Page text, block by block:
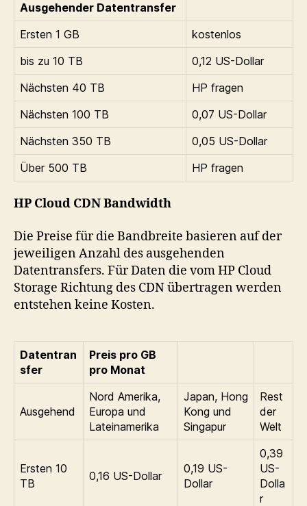
Ausgehender Datentransfer
Ersten 1 GB
kostenlos
bis zu 10 TB
0,12 US-Dollar
Nächsten 40 TB
HP fragen
Nächsten 100 TB
0,07 US-Dollar
Nächsten 350 TB
0,05 US-Dollar
Über 500 TB
HP fragen
HP Cloud CDN Bandwidth
Die Preise für die Bandbreite basieren auf der
jeweiligen Anzahl des ausgehenden
Datentransfers. Für Daten die vom HP Cloud
Storage Richtung des CDN übertragen werden
entstehen keine Kosten.
Datentran
sfer
Preis pro GB
pro Monat
Ausgehend
Nord Amerika,
Europa und
Lateinamerika
Japan, Hong
Kong und
Singapur
Rest
der
Welt
Ersten 10
TB
0,16 US-Dollar
0,19 US-
Dollar
0,39
US-
Dolla
r